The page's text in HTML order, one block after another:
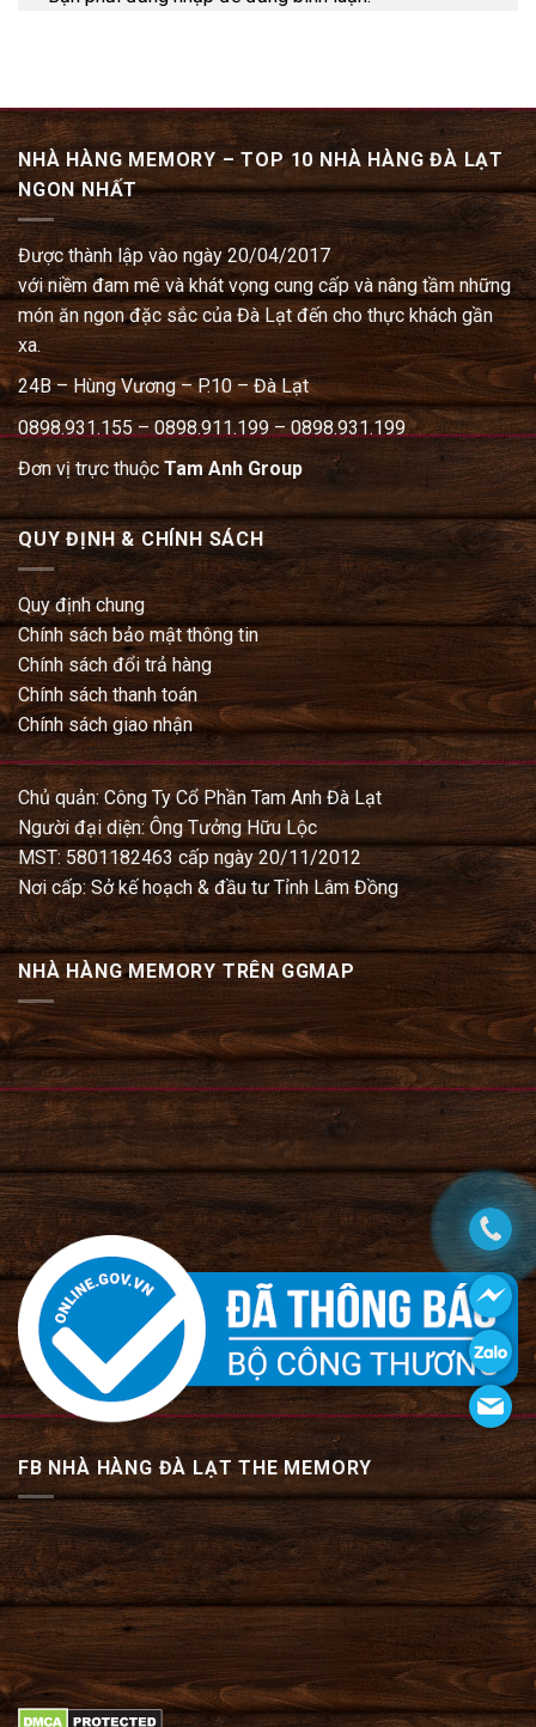
NHÀ HÀNG MEMORY – TOP 10 NHÀ HÀNG ĐÀ LẠT
NGON NHẤT
Được thành lập vào ngày 20/04/2017
với niềm đam mê và khát vọng cung cấp và nâng tầm những
món ăn ngon đặc sắc của Đà Lạt đến cho thực khách gần
xa.
24B – Hùng Vương – P.10 – Đà Lạt
0898.931.155 – 0898.911.199 – 0898.931.199
Đơn vị trực thuộcTam Anh Group
QUY ĐỊNH & CHÍNH SÁCH
Quy định chung
Chính sách bảo mật thông tin
Chính sách đổi trả hàng
Chính sách thanh toán
Chính sách giao nhận
Chủ quản: Công Ty Cổ Phần Tam Anh Đà Lạt
Người đại diện: Ông Tưởng Hữu Lộc
MST: 5801182463 cấp ngày 20/11/2012
Nơi cấp: Sở kế hoạch & đầu tư Tỉnh Lâm Đồng
NHÀ HÀNG MEMORY TRÊN GGMAP
FB NHÀ HÀNG ĐÀ LẠT THE MEMORY